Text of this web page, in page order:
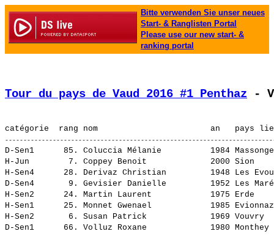
Bitte verwenden Sie unser neues
Start- & Ranglisten Portal
Please use our new start- &
ranking portal
Tour du pays de Vaud 2016 #1 Penthaz -
D-Sen1      85. Coluccia Mélanie
1984
H-Jun        7. Coppey Benoit
2000 Sion
H-Sen4      28. Derivaz Christian
1948 Les
D-Sen4       9. Gevisier Danielle
1952 Les
H-Sen2      24. Martin Laurent
1975
H-Sen1      25. Monnet Gwenael
1985
H-Sen2       6. Susan Patrick
1969
D-Sen1      66. Volluz Roxane